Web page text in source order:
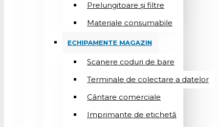
Prelungitoare și filtre
Materiale consumabile
ECHIPAMENTE MAGAZIN
Scanere coduri de bare
Terminale de colectare a datelor
Cântare comerciale
Imprimante de etichetă